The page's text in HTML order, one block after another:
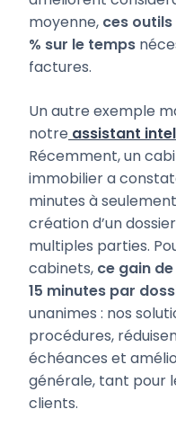
moyenne, ces
% sur le temps
factures.
Un autre exemple
notre assistant
Récemment, un
immobilier a
minutes à
création d’un
multiples parties.
cabinets, ce gain
15 minutes par
unanimes : nos
procédures,
échéances et
générale, tant pour
clients.